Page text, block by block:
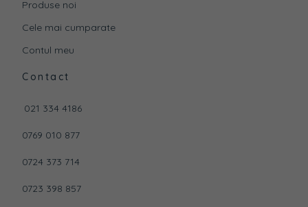
Produse noi
Cele mai cumparate
Contul meu
Contact
021 334 4186
0769 010 877
0724 373 714
0723 398 857